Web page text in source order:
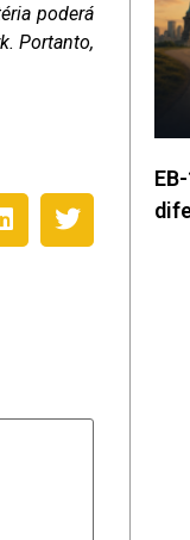
poderá
Portanto,